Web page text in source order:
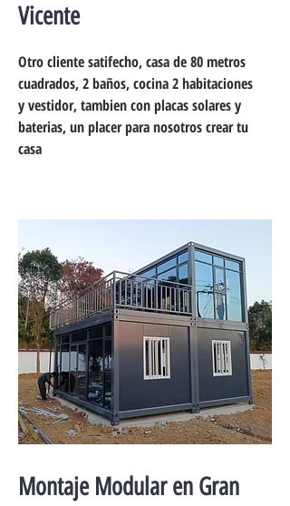
Vicente
Otro cliente satifecho, casa de 80 metros
cuadrados, 2 baños, cocina 2 habitaciones
y vestidor, tambien con placas solares y
baterias, un placer para nosotros crear tu
casa
Montaje Modular en Gran